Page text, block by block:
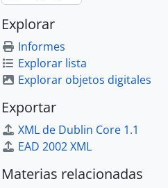
Explorar
Informes
Explorar lista
Explorar objetos digitales
Exportar
XML de Dublin Core 1.1
EAD 2002 XML
Materias relacionadas